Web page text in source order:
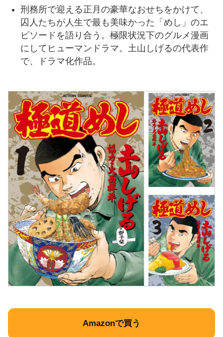
刑務所で迎える正月の豪華なおせちをかけて、
囚人たちが人生で最も美味かった「めし」のエ
ピソードを語り合う。極限状況下のグルメ漫画
にしてヒューマンドラマ。土山しげるの代表作
で、ドラマ化作品。
Amazonで買う